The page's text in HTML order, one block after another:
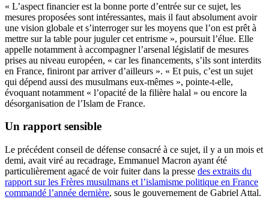
« L’aspect financier est la bonne porte d’entrée sur ce sujet, les
mesures proposées sont intéressantes, mais il faut absolument avoir
une vision globale et s’interroger sur les moyens que l’on est prêt à
mettre sur la table pour juguler cet entrisme », poursuit l’élue. Elle
appelle notamment à accompagner l’arsenal législatif de mesures
prises au niveau européen, « car les financements, s’ils sont interdits
en France, finiront par arriver d’ailleurs ». « Et puis, c’est un sujet
qui dépend aussi des musulmans eux-mêmes », pointe-t-elle,
évoquant notamment « l’opacité de la filière halal » ou encore la
désorganisation de l’Islam de France.
Un rapport sensible
Le précédent conseil de défense consacré à ce sujet, il y a un mois et
demi, avait viré au recadrage, Emmanuel Macron ayant été
particulièrement agacé de voir fuiter dans la presse des extraits du
rapport sur les Frères musulmans et l’islamisme politique en France
commandé l’année dernière, sous le gouvernement de Gabriel Attal.